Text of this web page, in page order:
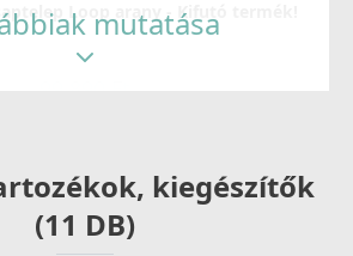
Loop arany - Kifutó termék!
mutatása
kiegészítők
(11 DB)